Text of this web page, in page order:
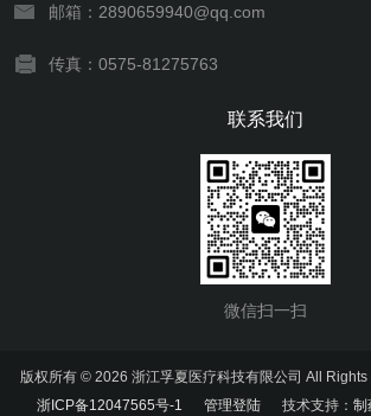
邮箱：2890659940@qq.com
传真：0575-81275763
联系我们
微信扫一扫
版权所有 © 2026 浙江孚夏医疗科技有限公司 All
浙ICP备12047565号-1
管理登陆 技术支持： 制